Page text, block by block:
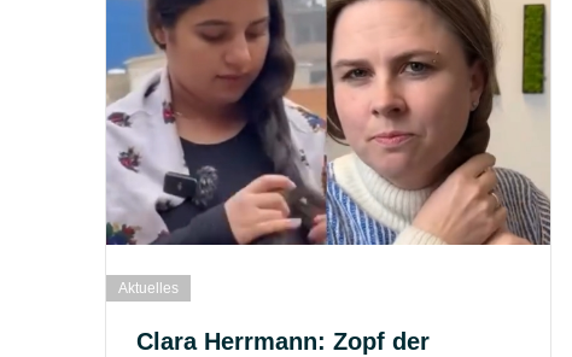
Aktuelles
Clara Herrmann: Zopf der